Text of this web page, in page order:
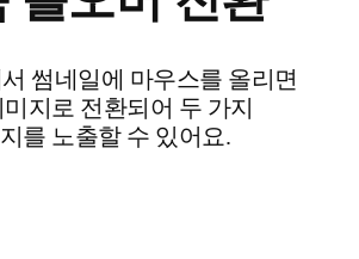
썸네일에 마우스를 올리면
지로 전환되어 두 가지
를 노출할 수 있어요.